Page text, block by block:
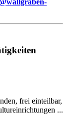
frei einteilbar,
...